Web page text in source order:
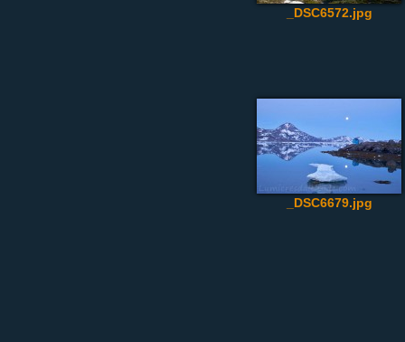
_DSC6572.jpg
_DSC6679.jpg